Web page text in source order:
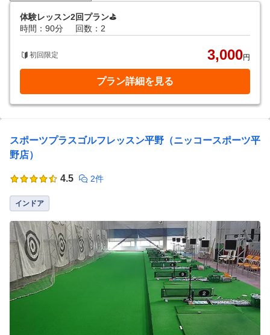
体験レッスン2回プラン⛳
時間：90分
回数：2
初回限定 3,000円
プラン詳細を見る
スポーツプラスゴルフレッスン平野（ニッコースポーツ平
野店）
4.5 2件
インドア